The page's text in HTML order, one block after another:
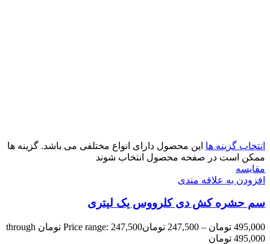
انتخاب گزینه ها این محصول دارای انواع مختلفی می باشد. گزینه ها
ممکن است در صفحه محصول انتخاب شوند
مقایسه
افزودن به علاقه مندی
سم حشره کش دی کلرووس یک لیتری
495,000 تومان –
247,500 تومان
Price range: 247,500 تومان through
495,000 تومان